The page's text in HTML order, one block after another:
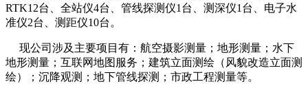
RTK12台、全站仪4台、管线探测仪1台、测深仪1台、电子水
准仪2台、测距仪10台。
现公司涉及主要项目有：航空摄影测量；地形测量；水下
地形测量；互联网地图服务；建筑立面测绘（风貌改造立面测
绘）；沉降观测；地下管线探测；市政工程测量等。